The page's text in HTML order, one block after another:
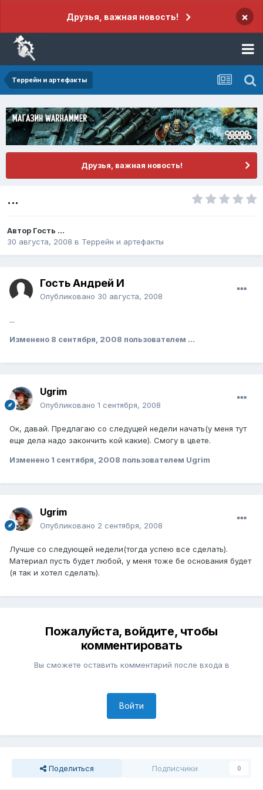
Друзья, важная новость! ×
Террейн и артефакты
Друзья, важная новость!
...
Автор Гость ...
30 августа, 2008 в Террейн и артефакты
Гость Андрей И
Опубликовано 30 августа, 2008
...
Изменено 8 сентября, 2008 пользователем ...
Ugrim
Опубликовано 1 сентября, 2008
Ок, давай. Предлагаю со следущей недели начать(у меня тут
еще дела надо закончить кой какие). Смогу в цвете.
Изменено 1 сентября, 2008 пользователем Ugrim
Ugrim
Опубликовано 2 сентября, 2008
Лучше со следующей недели(тогда успею все сделать).
Материал пусть будет любой, у меня тоже бе основания будет
(я так и хотел сделать).
Пожалуйста, войдите, чтобы
комментировать
Вы сможете оставить комментарий после входа в
Войти
Поделиться Подписчики 0